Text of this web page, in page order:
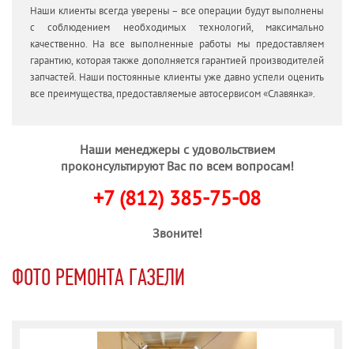
Наши клиенты всегда уверены – все операции будут выполнены
с соблюдением необходимых технологий, максимально
качественно. На все выполненные работы мы предоставляем
гарантию, которая также дополняется гарантией производителей
запчастей. Наши постоянные клиенты уже давно успели оценить
все преимущества, предоставляемые автосервисом «Славянка».
Наши менеджеры с удовольствием
проконсультируют Вас по всем вопросам!
+7 (812) 385-75-08
Звоните!
ФОТО РЕМОНТА ГАЗЕЛИ